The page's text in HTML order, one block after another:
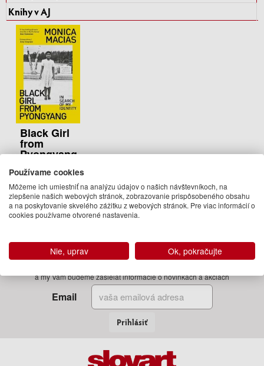
Knihy v AJ
Black Girl
from
Pyongyang
Monica Macias
16.95 €
Na
objednávku
Zadajte Váš email
a my Vám budeme zasielať informácie o novinkách a akciách
Email
Prihlásiť
Používame cookies
Môžeme ich umiestniť na analýzu údajov o našich návštevníkoch, na
zlepšenie našich webových stránok, zobrazovanie prispôsobeného obsahu
a na poskytovanie skvelého zážitku z webových stránok. Pre viac informácií o
cookies používame otvorené nastavenia.
Nie, uprav Ok, pokračujte